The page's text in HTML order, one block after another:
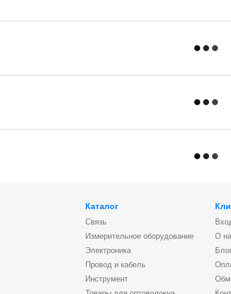
Каталог
Связь
Измерительное оборудование
Электроника
Провод и кабель
Инструмент
О